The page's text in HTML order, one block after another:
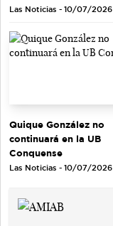
Las Noticias - 10/07/2026
Quique González no
continuará en la UB
Conquense
Las Noticias - 10/07/2026